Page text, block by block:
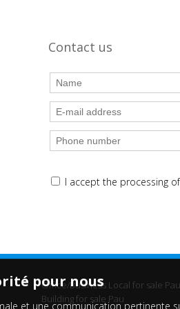
Contact us
I accept the processing
Office/Business Local for sale Pau
Building for sale Pau
pour nous
et une communication